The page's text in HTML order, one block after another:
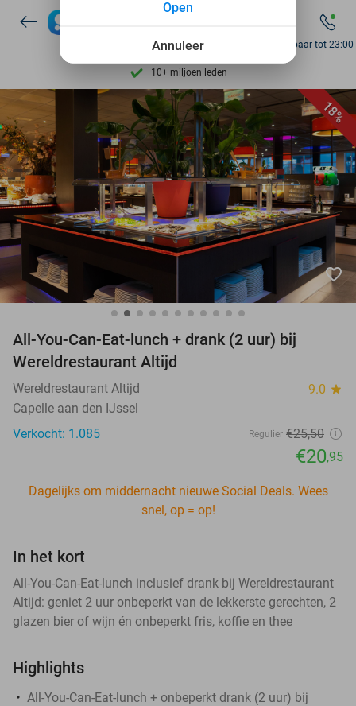
7 dagen per week beschikbaar
10+ miljoen leden
Ontdek 15.000+ deals
7 dagen per week beschikbaar
10+ miljoen leden
Bereikbaar tot 23:00
18%
favorite_border
All-You-Can-Eat-lunch + drank (2 uur) bij
Wereldrestaurant Altijd
Wereldrestaurant Altijd 9.0 star
Capelle aan den IJssel
Verkocht: 1.085
Regulier €25,50
€20,95
Dagelijks om middernacht nieuwe Social Deals. Wees
snel, op = op!
In het kort
All-You-Can-Eat-lunch inclusief drank bij Wereldrestaurant
Altijd: geniet 2 uur onbeperkt van de lekkerste gerechten, 2
glazen bier of wijn én onbeperkt fris, koffie en thee
Highlights
All-You-Can-Eat-lunch + onbeperkt drank (2 uur) bij
Annuleer
Open